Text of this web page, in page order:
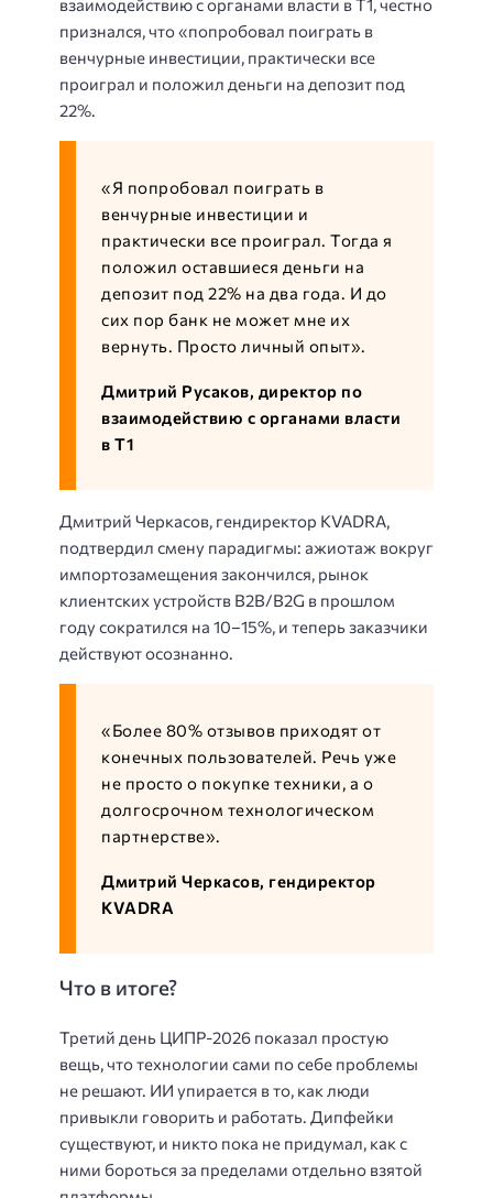
признался, что «попробовал поиграть в
венчурные инвестиции, практически все
проиграл и положил деньги на депозит под
22%.
«Я попробовал поиграть в
венчурные инвестиции и
практически все проиграл. Тогда я
положил оставшиеся деньги на
депозит под 22% на два года. И до
сих пор банк не может мне их
вернуть. Просто личный опыт».
Дмитрий Русаков, директор по
взаимодействию с органами власти
в Т1
Дмитрий Черкасов, гендиректор KVADRA,
подтвердил смену парадигмы: ажиотаж вокруг
импортозамещения закончился, рынок
клиентских устройств B2B/B2G в прошлом
году сократился на 10–15%, и теперь заказчики
действуют осознанно.
«Более 80% отзывов приходят от
конечных пользователей. Речь уже
не просто о покупке техники, а о
долгосрочном технологическом
партнерстве».
Дмитрий Черкасов, гендиректор
KVADRA
Что в итоге?
Третий день ЦИПР-2026 показал простую
вещь, что технологии сами по себе проблемы
не решают. ИИ упирается в то, как люди
привыкли говорить и работать. Дипфейки
существуют, и никто пока не придумал, как с
ними бороться за пределами отдельно взятой